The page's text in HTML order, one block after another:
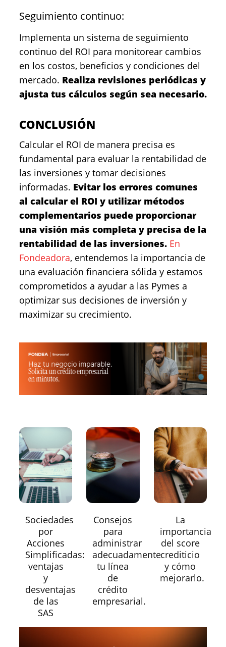
Seguimiento continuo:
Implementa un sistema de seguimiento
continuo del ROI para monitorear cambios
en los costos, beneficios y condiciones del
mercado. Realiza revisiones periódicas y
ajusta tus cálculos según sea necesario.
CONCLUSIÓN
Calcular el ROI de manera precisa es
fundamental para evaluar la rentabilidad de
las inversiones y tomar decisiones
informadas. Evitar los errores comunes
al calcular el ROI y utilizar métodos
complementarios puede proporcionar
una visión más completa y precisa de la
rentabilidad de las inversiones. En
Fondeadora, entendemos la importancia de
una evaluación financiera sólida y estamos
comprometidos a ayudar a las Pymes a
optimizar sus decisiones de inversión y
maximizar su crecimiento.
Sociedades
por
Acciones
Simplificadas:
ventajas
y
desventajas
de las
SAS
Consejos
para
administrar
adecuadamente
tu línea
de
crédito
empresarial.
La
importancia
del score
crediticio
y cómo
mejorarlo.